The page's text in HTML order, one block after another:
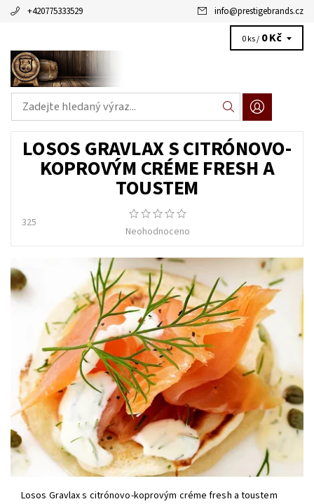
+420775333529 info@prestigebrands.cz
0 ks / 0 Kč
LOSOS GRAVLAX S CITRÓNOVO-
KOPROVÝM CRÉME FRESH A
TOUSTEM
325
Neohodnoceno
Losos Gravlax s citrónovo-koprovým créme fresh a toustem